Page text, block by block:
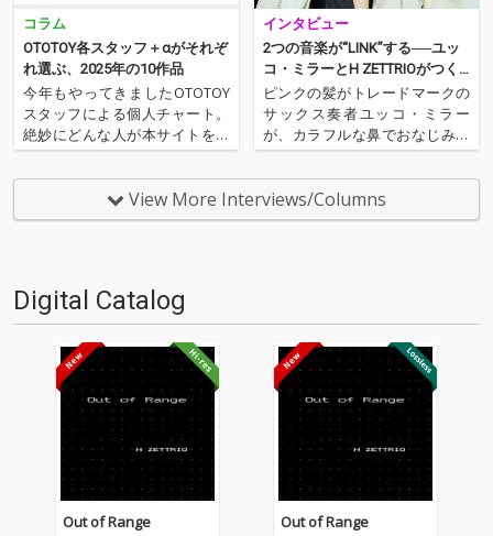
コラム
OTOTOY各スタッフ＋αがそれぞ
れ選ぶ、2025年の10作品
今年もやってきましたOTOTOY
スタッフによる個人チャート。
絶妙にどんな人が本サイトを運
営しているのか？ そんな自己
紹介もちょっとかねておりま
す。2025年は、それぞれなにを
聴いてOTOTOYを作っていたの
インタビュー
2つの音楽が“LINK”する──ユッ
コ・ミラーとH ZETTRIOがつく
りあげる、異色でエキサイティ
ングなグルーヴ
ピンクの髪がトレードマークの
サックス奏者ユッコ・ミラー
が、カラフルな鼻でおなじみの
ピアノ・トリオ、H ZETTRIOと
手を組んだ。実力派同士の異色
のタッグが作り上げた楽曲群
は、それぞれが5曲ずつ書き下
View More Interviews/Columns
Digital Catalog
Out of Range Out of Range